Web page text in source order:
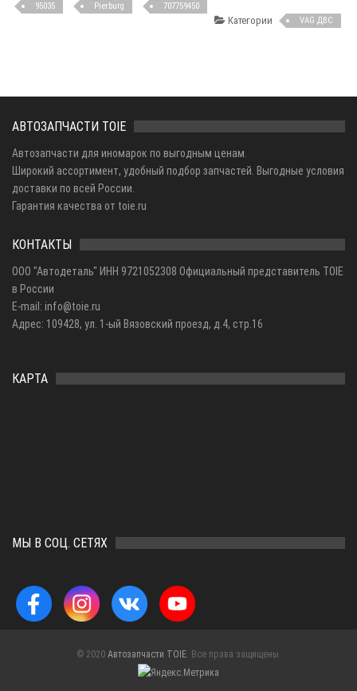
95035
Pierburg 707759450
Категории VAG ДВС
АВТОЗАПЧАСТИ TOIE
Автозапчасти для иномарок по выгодным ценам.
Широкий ассортимент, удобный подбор запчастей. Выгодные условия
доставки по всей России.
Гарантия качества от toie.ru
КОНТАКТЫ
ООО "Автодеталь" ИНН 9721052308 Официальный представитель TOIE
в России
E-mail: info@toie.ru
Адрес: 109428, ул. 1-ый Вязовский проезд, д.4, стр.16
КАРТА
МЫ В СОЦ. СЕТЯХ
© 2020 Автозапчасти TOIE. Все права защищены.